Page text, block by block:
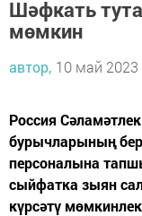
Шәфкать
мөмкин
автор, 10 май 2023
Россия
бурычларының
персоналына
сыйфатка зыян
күрсәтү